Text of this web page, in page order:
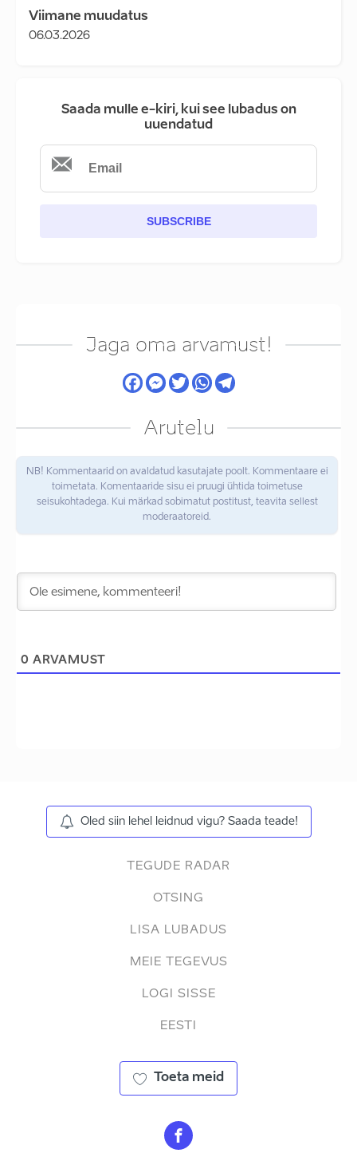
Viimane muudatus
06.03.2026
Saada mulle e-kiri, kui see lubadus on
uuendatud
SUBSCRIBE
Jaga oma arvamust!
Arutelu
NB! Kommentaarid on avaldatud kasutajate poolt. Kommentaare ei
toimetata. Komentaaride sisu ei pruugi ühtida toimetuse
seisukohtadega. Kui märkad sobimatut postitust, teavita sellest
moderaatoreid.
0 ARVAMUST
Oled siin lehel leidnud vigu? Saada teade!
TEGUDE RADAR
OTSING
LISA LUBADUS
MEIE TEGEVUS
LOGI SISSE
EESTI
Toeta meid